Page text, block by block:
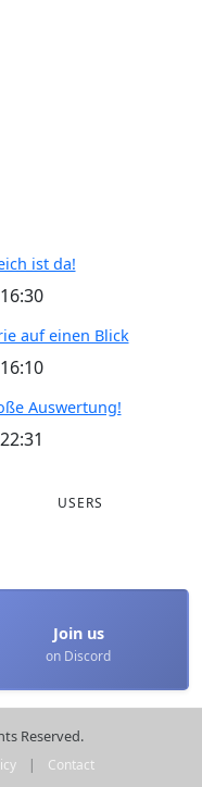
ist da!
auf einen Blick
Auswertung!
USERS
Join us
on Discord
Reserved.
| Contact